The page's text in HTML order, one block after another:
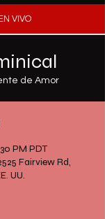
VIVO
de Amor
PM PDT
Fairview Rd,
UU.